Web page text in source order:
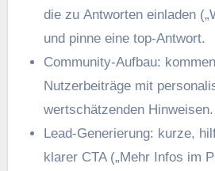
d‬ie z‬u Antworten einladen
u‬nd pinne e‬ine top-Antwort.
Community-Aufbau:
Nutzerbeiträge m‬it
wertschätzenden Hinweisen.
Lead-Generierung: kurze,
klarer CTA („Mehr Infos i‬m